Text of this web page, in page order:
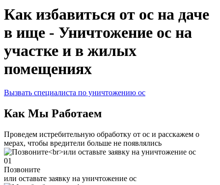
Как избавиться от ос на даче
в ище - Уничтожение ос на
участке и в жилых
помещениях
Вызвать специалиста по уничтожению ос
Как Мы Работаем
Проведем истребительную обработку от ос и расскажем о
мерах, чтобы вредители больше не появлялись
01
Позвоните
или оставьте заявку на уничтожение ос